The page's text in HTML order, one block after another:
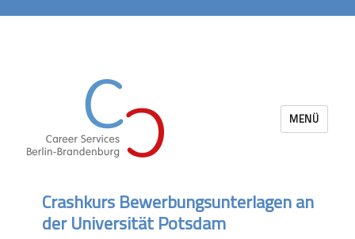
MENÜ
Crashkurs Bewerbungsunterlagen an
der Universität Potsdam